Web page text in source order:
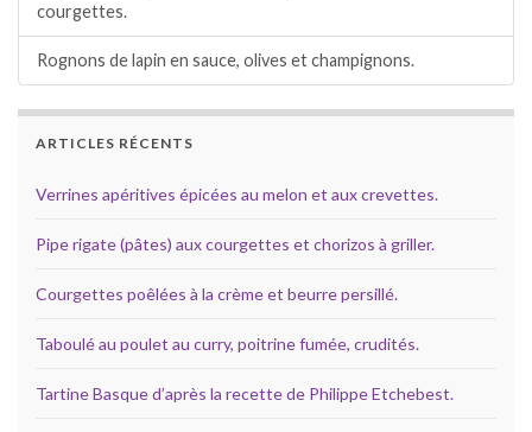
courgettes.
Rognons de lapin en sauce, olives et champignons.
ARTICLES RÉCENTS
Verrines apéritives épicées au melon et aux crevettes.
Pipe rigate (pâtes) aux courgettes et chorizos à griller.
Courgettes poêlées à la crème et beurre persillé.
Taboulé au poulet au curry, poitrine fumée, crudités.
Tartine Basque d’après la recette de Philippe Etchebest.